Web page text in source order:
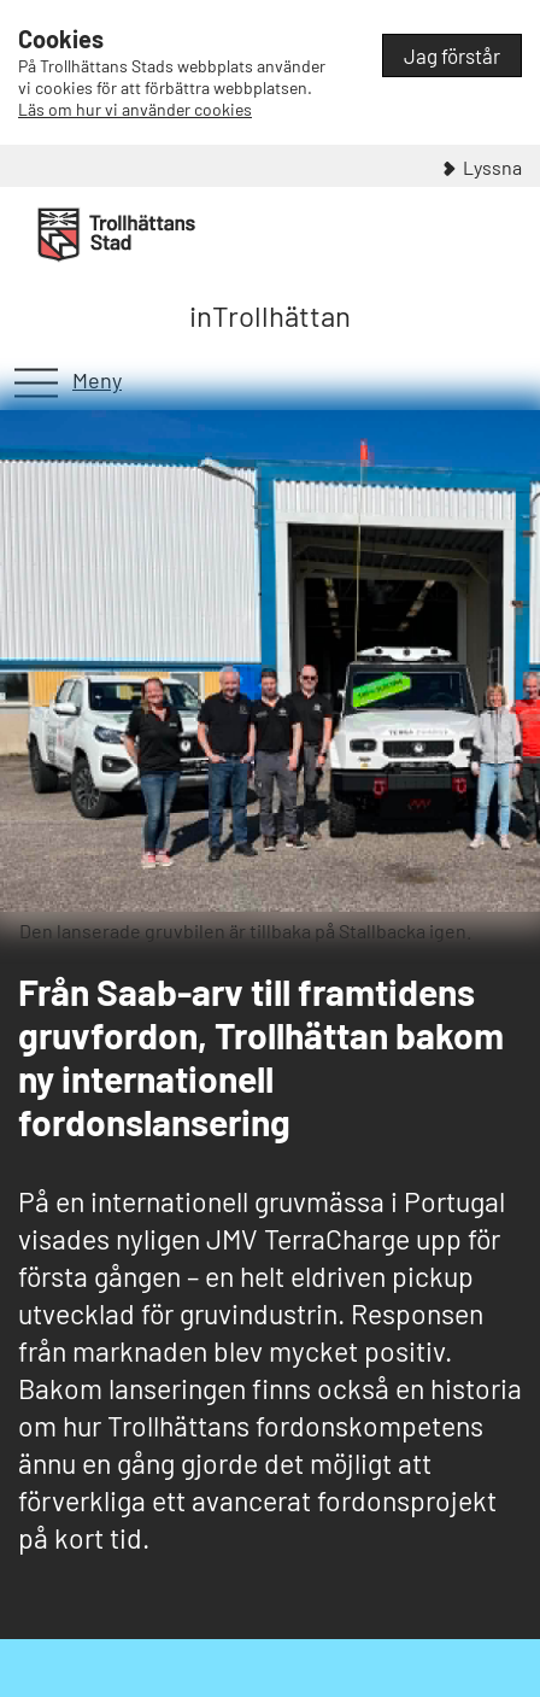
Cookies
På Trollhättans Stads webbplats använder
vi cookies för att förbättra webbplatsen.
Läs om hur vi använder cookies
Jag förstår
Lyssna
inTrollhättan
Meny
Den lanserade gruvbilen är tillbaka på Stallbacka igen.
Från Saab-arv till framtidens
gruvfordon, Trollhättan bakom
ny internationell
fordonslansering
På en internationell gruvmässa i Portugal
visades nyligen JMV TerraCharge upp för
första gången – en helt eldriven pickup
utvecklad för gruvindustrin. Responsen
från marknaden blev mycket positiv.
Bakom lanseringen finns också en historia
om hur Trollhättans fordonskompetens
ännu en gång gjorde det möjligt att
förverkliga ett avancerat fordonsprojekt
på kort tid.